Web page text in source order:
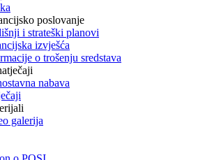
poslovanje
i strateški planovi
izvješća
o trošenju sredstava
nabava
galerija